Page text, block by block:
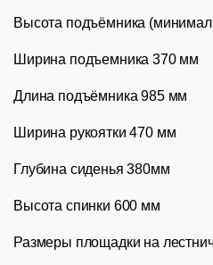
Высота подъёмника
Ширина подъемника 370 мм
Длина подъёмника 985 мм
Ширина рукоятки 470 мм
Глубина сиденья 380мм
Высота спинки 600 мм
Размеры площадки на